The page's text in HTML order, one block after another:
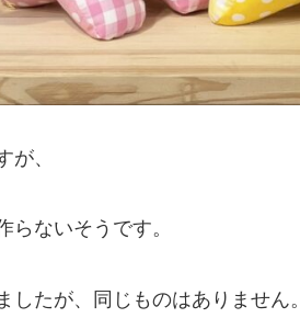
、
ないそうです。
たが、同じものはありません。